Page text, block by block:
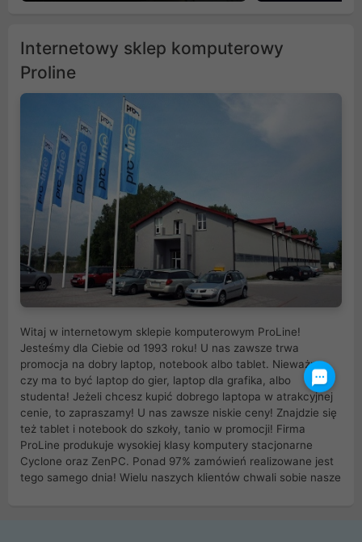
Internetowy sklep komputerowy
Proline
Witaj w internetowym sklepie komputerowym ProLine!
Jesteśmy dla Ciebie od 1993 roku! U nas zawsze trwa
promocja na dobry laptop, notebook albo tablet. Nieważne
czy ma to być laptop do gier, laptop dla grafika, albo
studenta! Jeżeli chcesz kupić dobrego laptopa w atrakcyjnej
cenie, to zapraszamy! U nas zawsze niskie ceny! Znajdzie się
też tablet i notebook do szkoły, tanio w promocji! Firma
ProLine produkuje wysokiej klasy komputery stacjonarne
Cyclone oraz ZenPC. Ponad 97% zamówień realizowane jest
tego samego dnia! Wielu naszych klientów chwali sobie nasze